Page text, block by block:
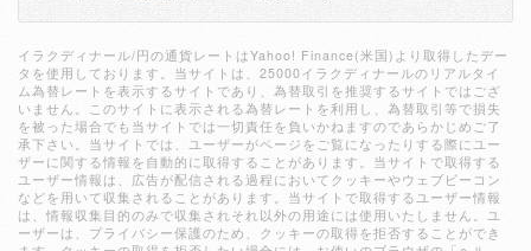
イラクディナール/円の通貨レートはYahoo! Finance(米国)より取得したデー
タを使用しております。当サイトは、25000イラクディナールのリアルタイ
ム為替レートを表示するサイトであり、為替取引を推奨するサイトではござ
いません。このサイトに表示される為替レートを利用し、為替取引等で損失
を被った場合でも当サイトでは一切責任を負いかねますのであらかじめご了
承下さい。当サイトでは、ユーザーがページをご覧になったりする際にユー
ザーに関する情報を自動的に取得することがあります。当サイトで取得する
ユーザー情報は、広告が配信される過程においてクッキーやウェブビーコン
などを用いて収集されることがあります。当サイトで取得するユーザー情報
は、情報収集目的のみで収集されそれ以外の用途には使用いたしません。ユ
ーザーは、プライバシー保護のため、クッキーの取得を拒否することができ